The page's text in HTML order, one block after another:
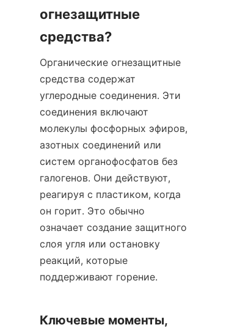
огнезащитные
средства?
Органические огнезащитные
средства содержат
углеродные соединения. Эти
соединения включают
молекулы фосфорных эфиров,
азотных соединений или
систем органофосфатов без
галогенов. Они действуют,
реагируя с пластиком, когда
он горит. Это обычно
означает создание защитного
слоя угля или остановку
реакций, которые
поддерживают горение.
Ключевые моменты,